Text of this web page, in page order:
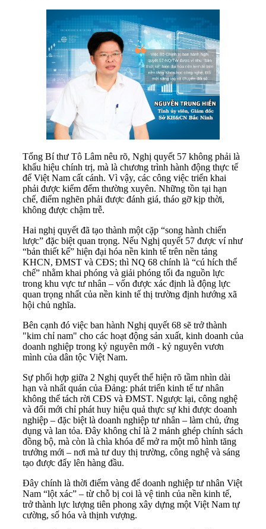
Tổng Bí thư Tô Lâm nêu rõ, Nghị quyết 57 không phải là
khẩu hiệu chính trị, mà là chương trình hành động thực tế
để Việt Nam cất cánh. Vì vậy, các công việc triển khai
phải được kiểm đếm thường xuyên. Những tồn tại hạn
chế, điểm nghẽn phải được đánh giá, tháo gỡ kịp thời,
không được chậm trễ.
Hai nghị quyết đã tạo thành một cặp “song hành chiến
lược” đặc biệt quan trọng. Nếu Nghị quyết 57 được ví như
“bản thiết kế” hiện đại hóa nền kinh tế trên nền tảng
KHCN, ĐMST và CĐS; thì NQ 68 chính là “cú hích thể
chế” nhằm khai phóng và giải phóng tối đa nguồn lực
trong khu vực tư nhân – vốn được xác định là động lực
quan trọng nhất của nền kinh tế thị trường định hướng xã
hội chủ nghĩa.
Bên cạnh đó việc ban hành Nghị quyết 68 sẽ trở thành
"kim chỉ nam" cho các hoạt động sản xuất, kinh doanh của
doanh nghiệp trong kỷ nguyên mới - kỷ nguyên vươn
mình của dân tộc Việt Nam.
Sự phối hợp giữa 2 Nghị quyết thể hiện rõ tầm nhìn dài
hạn và nhất quán của Đảng: phát triển kinh tế tư nhân
không thể tách rời CĐS và ĐMST. Ngược lại, công nghệ
và đổi mới chỉ phát huy hiệu quả thực sự khi được doanh
nghiệp – đặc biệt là doanh nghiệp tư nhân – làm chủ, ứng
dụng và lan tỏa. Đây không chỉ là 2 mảnh ghép chính sách
đồng bộ, mà còn là chìa khóa để mở ra một mô hình tăng
trưởng mới – nơi mà tư duy thị trường, công nghệ và sáng
tạo được đẩy lên hàng đầu.
Đây chính là thời điểm vàng để doanh nghiệp tư nhân Việt
Nam “lột xác” – từ chỗ bị coi là vệ tinh của nền kinh tế,
trở thành lực lượng tiên phong xây dựng một Việt Nam tự
cường, số hóa và thịnh vượng.